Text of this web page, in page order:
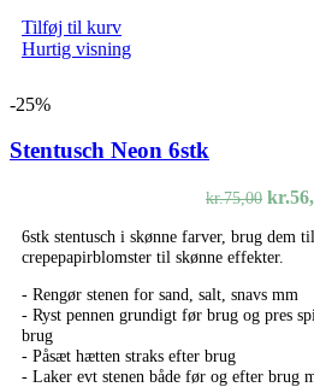
Tilføj til kurv
Hurtig visning
-25%
Stentusch Neon 6stk
kr.75,00 Den
pris
var:
kr.
6stk stentusch i skønne farver, brug dem
crepepapirblomster til skønne effekter.
- Rengør stenen for sand, salt, snavs mm
- Ryst pennen grundigt før brug og pres
brug
- Påsæt hætten straks efter brug
- Laker evt stenen både før og efter brug